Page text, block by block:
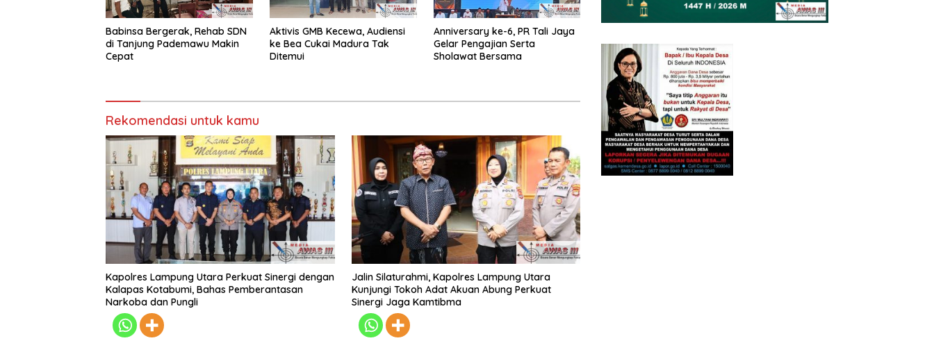
Babinsa Bergerak, Rehab SDN
di Tanjung Pademawu Makin
Cepat
Aktivis GMB Kecewa, Audiensi
ke Bea Cukai Madura Tak
Ditemui
Anniversary ke-6, PR Tali Jaya
Gelar Pengajian Serta
Sholawat Bersama
Rekomendasi untuk kamu
Kapolres Lampung Utara Perkuat Sinergi dengan
Kalapas Kotabumi, Bahas Pemberantasan
Narkoba dan Pungli
Jalin Silaturahmi, Kapolres Lampung Utara
Kunjungi Tokoh Adat Akuan Abung Perkuat
Sinergi Jaga Kamtibma